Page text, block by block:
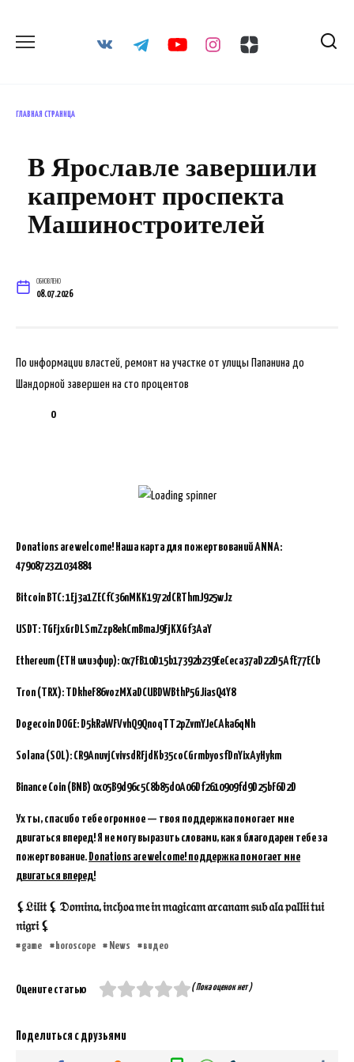
содержанию
ГЛАВНАЯ СТРАНИЦА
В Ярославле завершили
капремонт проспекта
Машиностроителей
ОБНОВЛЕНО
08.07.2026
По информации властей, ремонт на участке от улицы Папанина до
Шандорной завершен на сто процентов
0
Donations are welcome! Наша карта для пожертвований ANNA:
4790872321034884
Bitcoin BTC:1Ej3a1ZECfC36nMKK1972dCRThmJ925wJz
USDT: TGFjxGrDLSmZzp8ekCmBmaJ9FjKXGf3AaY
Ethereum (ETH или эфир): 0x7FB10D15b17392b239EeCeca37aD22D5AfE77ECb
Tron (TRX): TDkheF86vozMXaDCUBDWBthP5GJiasQ4Y8
Dogecoin DOGE: D5kRaWFVvhQ9QnoqTT2pZvmYJeCAka6qNh
Solana (SOL): CR9AnuvjCvivsdRFjdKb35coCGrmbyosfDnYixAyHykm
Binance Coin (BNB) 0x05B9d96c5C8b85d0A06Df2610909fd9D25bF6D2D
Ух ты, спасибо тебе огромное — твоя поддержка помогает мне
двигаться вперед! Я не могу выразить словами, как я благодарен тебе за
пожертвование. Donations are welcome! поддержка помогает мне
двигаться вперед!
⚸𝔏𝔦𝔩𝔦𝔱 ⚸ 𝔇𝔬𝔪𝔦𝔫𝔞, 𝔦𝔫𝔠𝔥𝔬𝔞 𝔪𝔢 𝔦𝔫 𝔪𝔞𝔤𝔦𝔠𝔞𝔪 𝔞𝔯𝔠𝔞𝔫𝔞𝔪 𝔰𝔲𝔟 𝔞𝔩𝔞 𝔭𝔞𝔩𝔩𝔦𝔦 𝔱𝔲𝔦
𝔫𝔦𝔤𝔯𝔦 ⚸
game horoscope News видео
Оцените статью ( Пока оценок нет )
Поделиться с друзьями